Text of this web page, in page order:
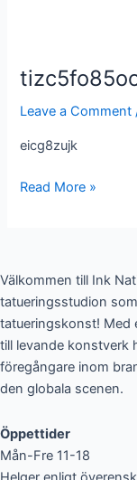
Leave a Comment
eicg8zujk
tizc5fo85ooss0
Read More »
Välkommen till Ink
tatueringsstudion
tatueringskonst! Med
till levande konstverk
föregångare inom
den globala scenen.
Öppettider
Mån-Fre 11-18